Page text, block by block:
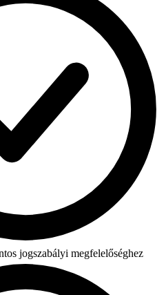
jogszabályi megfelelőséghez